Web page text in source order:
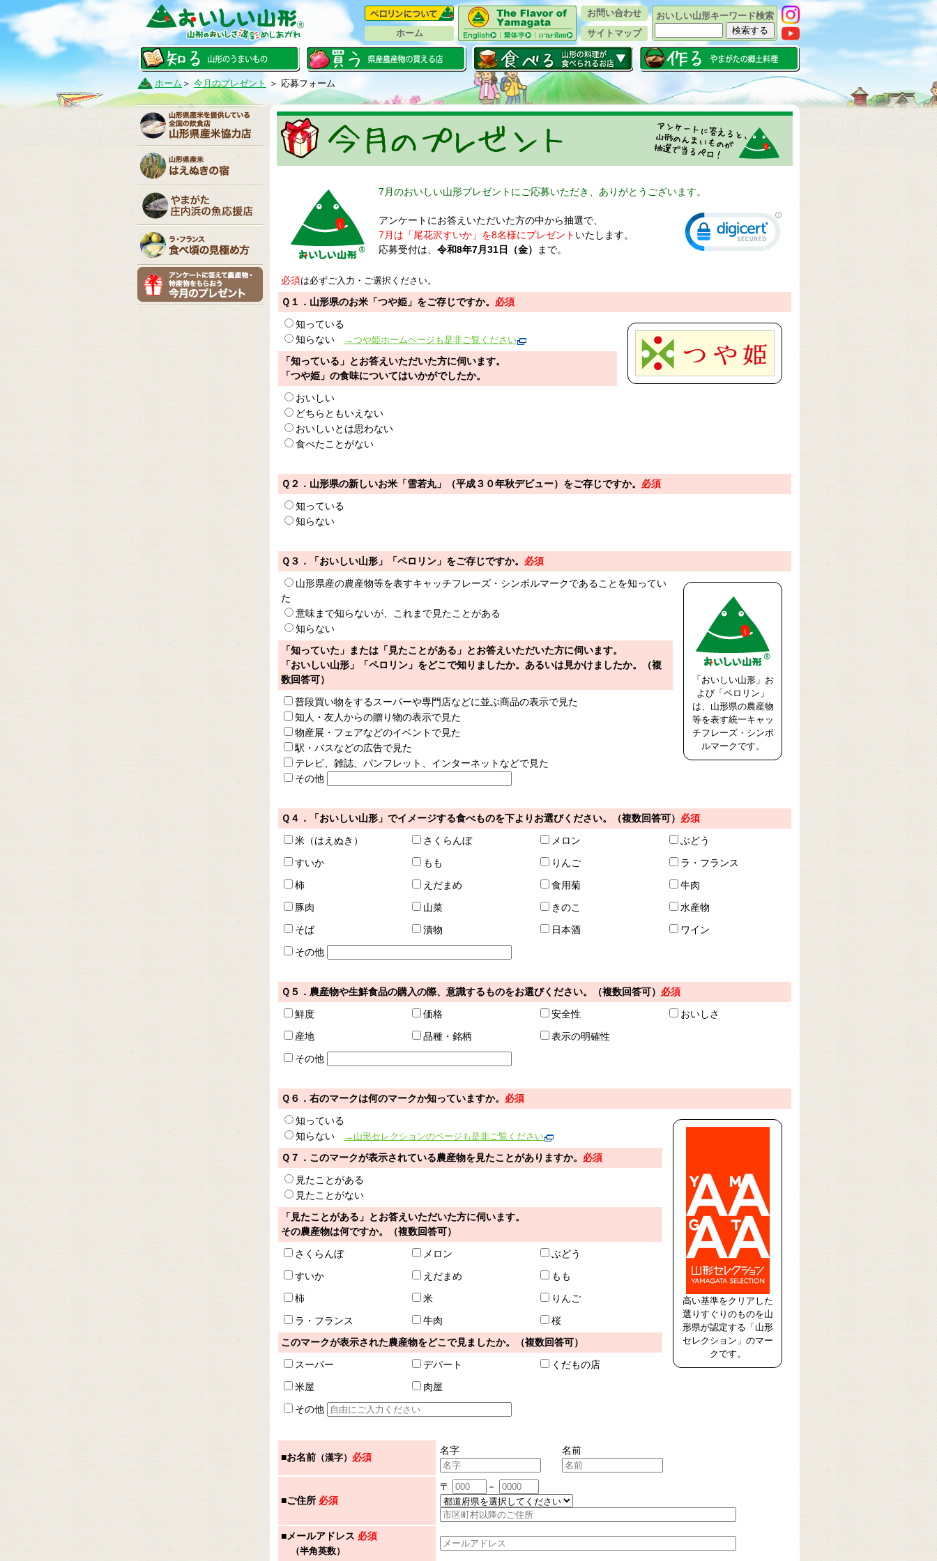
おいしい山形キーワード検索
ホーム
お問い合わせ
サイトマップ
ホーム ＞ 今月のプレゼント ＞ 応募フォーム
7月のおいしい山形プレゼントにご応募いただき、ありがとうございます。
アンケートにお答えいただいた方の中から抽選で、
7月は「尾花沢すいか」を8名様にプレゼント いたします。
応募受付は、 令和8年7月31日（金） まで。
必須は必ずご入力・ご選択ください。
Ｑ１．山形県のお米「つや姫」をご存じですか。 必須
知っている
知らない
→つや姫ホームページも是非ご覧ください
「知っている」とお答えいただいた方に伺います。
「つや姫」の食味についてはいかがでしたか。
おいしい
どちらともいえない
おいしいとは思わない
食べたことがない
Ｑ２．山形県の新しいお米「雪若丸」（平成３０年秋デビュー）をご存じですか。 必須
知っている
知らない
Ｑ３．「おいしい山形」「ペロリン」をご存じですか。 必須
山形県産の農産物等を表すキャッチフレーズ・シンボルマークであることを知ってい
た
意味まで知らないが、これまで見たことがある
知らない
「おいしい山形」お
よび「ペロリン」
は、山形県の農産物
等を表す統一キャッ
チフレーズ・シンボ
ルマークです。
「知っていた」または「見たことがある」とお答えいただいた方に伺います。
「おいしい山形」「ペロリン」をどこで知りましたか。あるいは見かけましたか。（複
数回答可）
普段買い物をするスーパーや専門店などに並ぶ商品の表示で見た
知人・友人からの贈り物の表示で見た
物産展・フェアなどのイベントで見た
駅・バスなどの広告で見た
テレビ、雑誌、パンフレット、インターネットなどで見た
その他
Ｑ４．「おいしい山形」でイメージする食べものを下よりお選びください。（複数回答可） 必須
米（はえぬき）
さくらんぼ メロン
ぶどう
すいか
もも りんご
ラ・フランス
柿
えだまめ 食用菊
牛肉
豚肉
山菜 きのこ
水産物
そば
漬物 日本酒
ワイン
その他
Ｑ５．農産物や生鮮食品の購入の際、意識するものをお選びください。（複数回答可） 必須
鮮度
価格 安全性
おいしさ
産地
品種・銘柄
表示の明確性
その他
Ｑ６． 右のマークは何のマークか知っていますか。 必須
知っている
知らない
→山形セレクションのページも是非ご覧ください
高い基準をクリアした
選りすぐりのものを山
形県が認定する「山形
セレクション」のマー
クです。
Ｑ７．このマークが表示されている農産物を見たことがありますか。 必須
見たことがある
見たことがない
「見たことがある」とお答えいただいた方に伺います。
その農産物は何ですか。（複数回答可）
さくらんぼ
メロン
ぶどう
すいか
えだまめ
もも
柿
米
りんご
ラ・フランス
牛肉
桜
このマークが表示された農産物をどこで見ましたか。（複数回答可）
スーパー
デパート
くだもの店
米屋
肉屋
その他
■お名前 （漢字） 必須
名字 名前
■ご住所 必須
〒 －
■メールアドレス 必須
（半角英数）